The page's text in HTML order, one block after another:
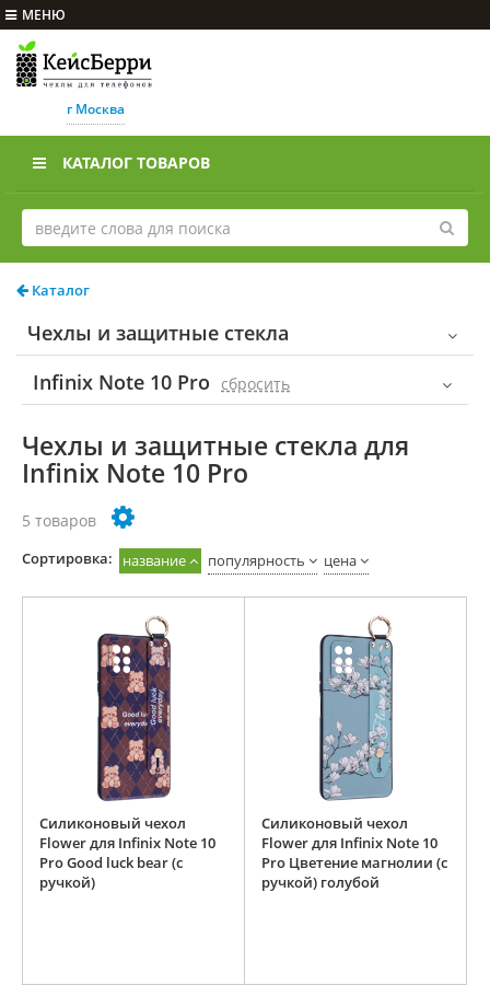
МЕНЮ
г Москва
КАТАЛОГ ТОВАРОВ
Каталог
Чехлы и защитные стекла
Infinix Note 10 Pro
cбросить
Чехлы и защитные стекла для
Infinix Note 10 Pro
5 товаров
Cортировка: название популярность цена
Силиконовый чехол
Flower для Infinix Note 10
Pro Good luck bear (с
ручкой)
Силиконовый чехол
Flower для Infinix Note 10
Pro Цветение магнолии (с
ручкой) голубой